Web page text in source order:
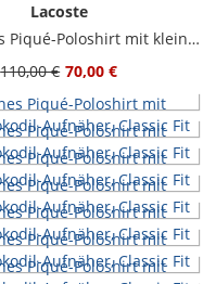
Lacoste
Unifarbenes Piqué-Poloshirt mit kleinem Krokodil-Aufnäher, Classic Fit
110,00 € 70,00 €